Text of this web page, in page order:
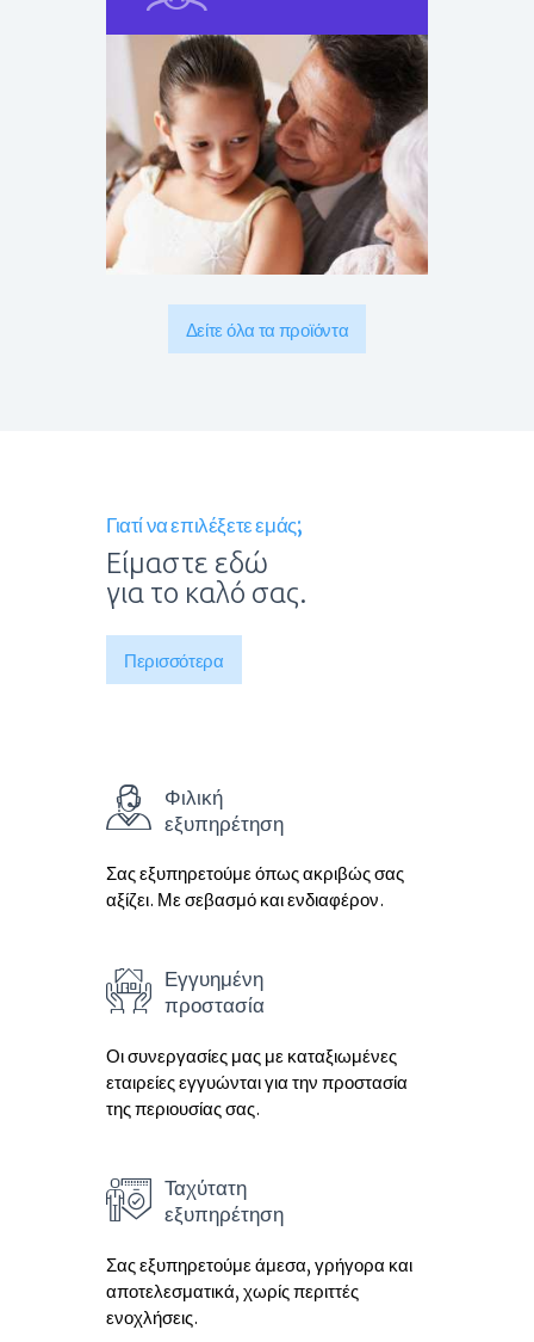
Δείτε όλα τα προϊόντα
Γιατί να επιλέξετε εμάς;
Είμαστε εδώ
για το καλό σας.
Περισσότερα
Φιλική
εξυπηρέτηση
Σας εξυπηρετούμε όπως ακριβώς σας
αξίζει. Με σεβασμό και ενδιαφέρον.
Εγγυημένη
προστασία
Οι συνεργασίες μας με καταξιωμένες
εταιρείες εγγυώνται για την προστασία
της περιουσίας σας.
Ταχύτατη
εξυπηρέτηση
Σας εξυπηρετούμε άμεσα, γρήγορα και
αποτελεσματικά, χωρίς περιττές
ενοχλήσεις.